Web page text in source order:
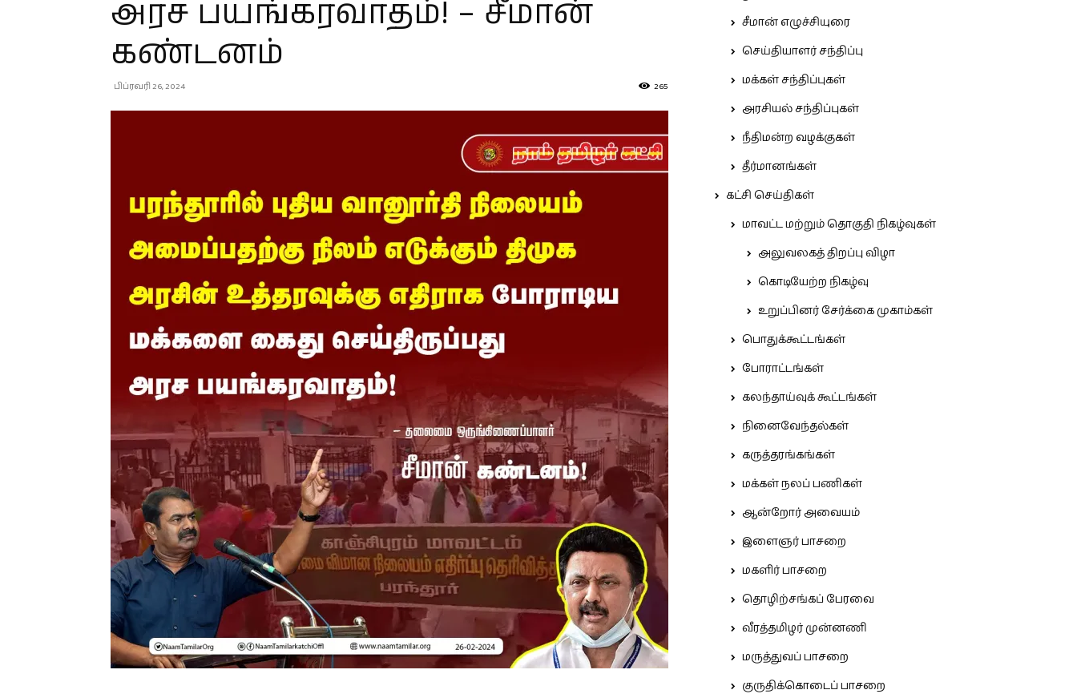
அரச பயங்கரவாதம்! – சீமான்
கண்டனம்
பிப்ரவரி 26, 2024 265
சீமான் எழுச்சியுரை
செய்தியாளர் சந்திப்பு
மக்கள் சந்திப்புகள்
அரசியல் சந்திப்புகள்
நீதிமன்ற வழக்குகள்
தீர்மானங்கள்
கட்சி செய்திகள்
மாவட்ட மற்றும் தொகுதி நிகழ்வுகள்
அலுவலகத் திறப்பு விழா
கொடியேற்ற நிகழ்வு
உறுப்பினர் சேர்க்கை முகாம்கள்
பொதுக்கூட்டங்கள்
போராட்டங்கள்
கலந்தாய்வுக் கூட்டங்கள்
நினைவேந்தல்கள்
கருத்தரங்கங்கள்
மக்கள் நலப் பணிகள்
ஆன்றோர் அவையம்
இளைஞர் பாசறை
மகளிர் பாசறை
தொழிற்சங்கப் பேரவை
வீரத்தமிழர் முன்னணி
மருத்துவப் பாசறை
குருதிக்கொடைப் பாசறை